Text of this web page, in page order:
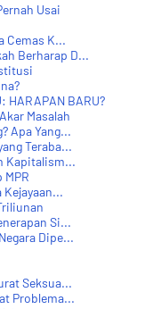
Usai
Cemas K...
Berharap D...
HARAPAN BARU?
Masalah
Apa Yang...
Teraba...
Kapitalism...
Si...
Dipe...
Seksua...
Problema...